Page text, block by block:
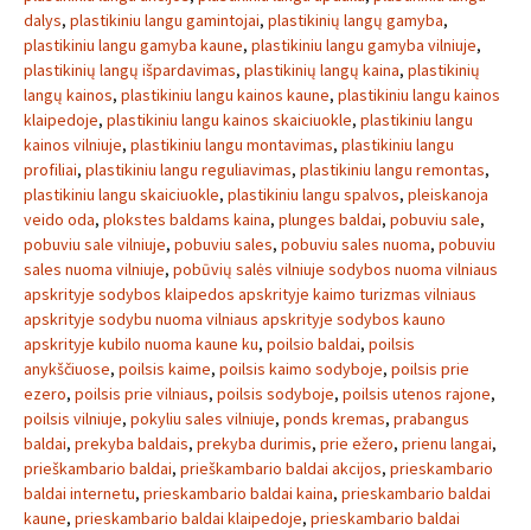
dalys, plastikiniu langu gamintojai, plastikinių langų gamyba,
plastikiniu langu gamyba kaune, plastikiniu langu gamyba vilniuje,
plastikinių langų išpardavimas, plastikinių langų kaina, plastikinių
langų kainos, plastikiniu langu kainos kaune, plastikiniu langu kainos
klaipedoje, plastikiniu langu kainos skaiciuokle, plastikiniu langu
kainos vilniuje, plastikiniu langu montavimas, plastikiniu langu
profiliai, plastikiniu langu reguliavimas, plastikiniu langu remontas,
plastikiniu langu skaiciuokle, plastikiniu langu spalvos, pleiskanoja
veido oda, plokstes baldams kaina, plunges baldai, pobuviu sale,
pobuviu sale vilniuje, pobuviu sales, pobuviu sales nuoma, pobuviu
sales nuoma vilniuje, pobūvių salės vilniuje sodybos nuoma vilniaus
apskrityje sodybos klaipedos apskrityje kaimo turizmas vilniaus
apskrityje sodybu nuoma vilniaus apskrityje sodybos kauno
apskrityje kubilo nuoma kaune ku, poilsio baldai, poilsis
anykščiuose, poilsis kaime, poilsis kaimo sodyboje, poilsis prie
ezero, poilsis prie vilniaus, poilsis sodyboje, poilsis utenos rajone,
poilsis vilniuje, pokyliu sales vilniuje, ponds kremas, prabangus
baldai, prekyba baldais, prekyba durimis, prie ežero, prienu langai,
prieškambario baldai, prieškambario baldai akcijos, prieskambario
baldai internetu, prieskambario baldai kaina, prieskambario baldai
kaune, prieskambario baldai klaipedoje, prieskambario baldai